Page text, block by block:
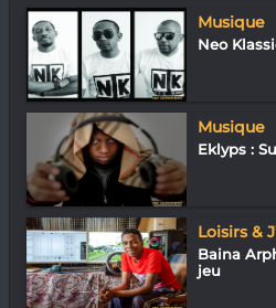
Musique
Neo
Musique
Eklyps :
Loisirs &
Baina
jeu